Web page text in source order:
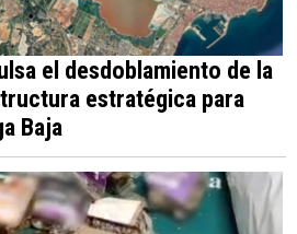
el desdoblamiento de la
estratégica para
Baja